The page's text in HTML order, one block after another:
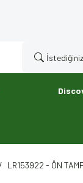
LR153922 - ÖN